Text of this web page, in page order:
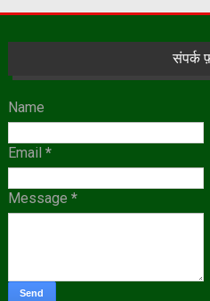
संपर्क
Name
Email *
Message *